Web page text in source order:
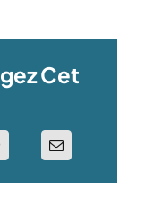
Cet